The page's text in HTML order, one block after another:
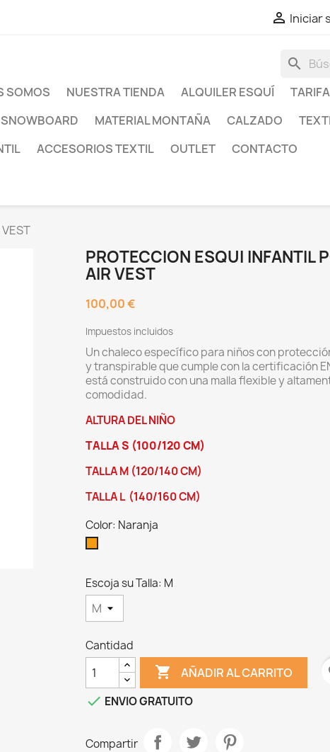
 Iniciar
search
SOMOS NUESTRA TIENDA ALQUILER ESQUÍ
MATERIAL MONTAÑA CALZADO
ACCESORIOS TEXTIL OUTLET
CONTACTO
PROTECCION ESQUI INFANTIL
AIR VEST
100,00 €
Impuestos incluidos
Un chaleco específico para niños con
y transpirable que cumple con la certificación
está construido con una malla flexible y
comodidad.
ALTURA DEL NIÑO
TALLA S (100/120 CM)
TALLA M (120/140 CM)
TALLA L (140/160 CM)
Color: Naranja
Escoja su Talla: M
Cantidad
 AÑADIR AL CARRITO
 ENVIO GRATUITO
Compartir